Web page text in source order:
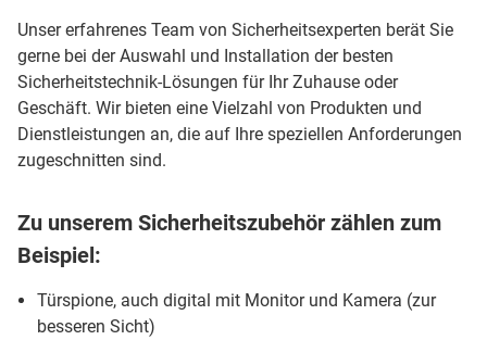
Unser erfahrenes Team von Sicherheitsexperten berät Sie
gerne bei der Auswahl und Installation der besten
Sicherheitstechnik-Lösungen für Ihr Zuhause oder
Geschäft. Wir bieten eine Vielzahl von Produkten und
Dienstleistungen an, die auf Ihre speziellen Anforderungen
zugeschnitten sind.
Zu unserem Sicherheitszubehör zählen zum
Beispiel:
Türspione, auch digital mit Monitor und Kamera (zur
besseren Sicht)